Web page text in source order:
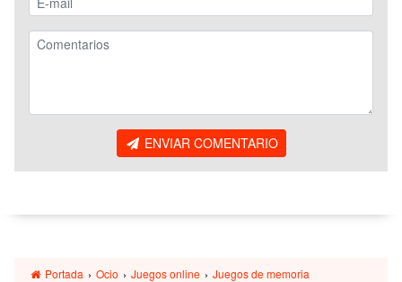
ENVIAR COMENTARIO
Portada › Ocio › Juegos online › Juegos de memoria